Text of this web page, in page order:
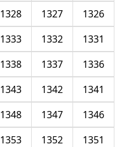
1326
1327
1328
1331
1332
1333
1336
1337
1338
1341
1342
1343
1346
1347
1348
1351
1352
1353